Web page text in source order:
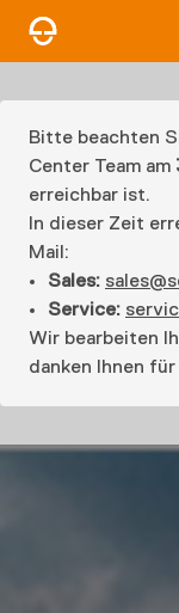
Bitte beachten
Center Team am
erreichbar ist.
In dieser Zeit
Mail:
Sales:
Service:
Wir bearbeiten
danken Ihnen